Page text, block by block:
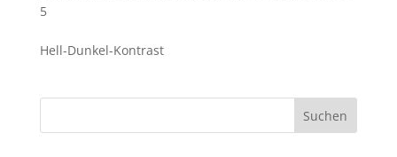
5
Hell-Dunkel-Kontrast